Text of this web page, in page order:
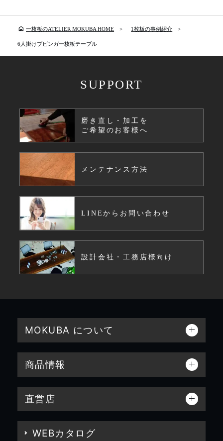
home 一枚板のATELIER MOKUBA HOME 1枚板の事例紹介
6人掛けブビンガ一枚板テーブル
SUPPORT
磨き直し・加工を
ご希望のお客様へ
メンテナンス方法
LINEからお問い合わせ
設計会社・工務店様向け
MOKUBA について
商品情報
直営店
WEBカタログ